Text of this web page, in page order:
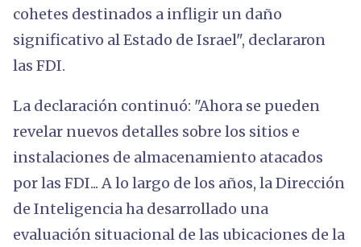
cohetes destinados a infligir un daño
significativo al Estado de Israel", declararon
las FDI.
La declaración continuó: "Ahora se pueden
revelar nuevos detalles sobre los sitios e
instalaciones de almacenamiento atacados
por las FDI... A lo largo de los años, la Dirección
de Inteligencia ha desarrollado una
evaluación situacional de las ubicaciones de la